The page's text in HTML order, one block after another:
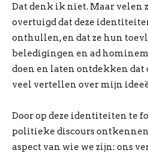
Dat denk ik niet. Maar velen
overtuigd dat deze
onthullen, en dat ze hun
beledigingen en ad
doen en laten ontdekken
veel vertellen over mijn
Door op deze identiteiten te
politieke discours
aspect van wie we zijn: ons